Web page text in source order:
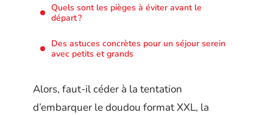
Quels sont les pièges à éviter avant le
départ ?
Des astuces concrètes pour un séjour serein
avec petits et grands
Alors, faut-il céder à la tentation
d’embarquer le doudou format XXL, la